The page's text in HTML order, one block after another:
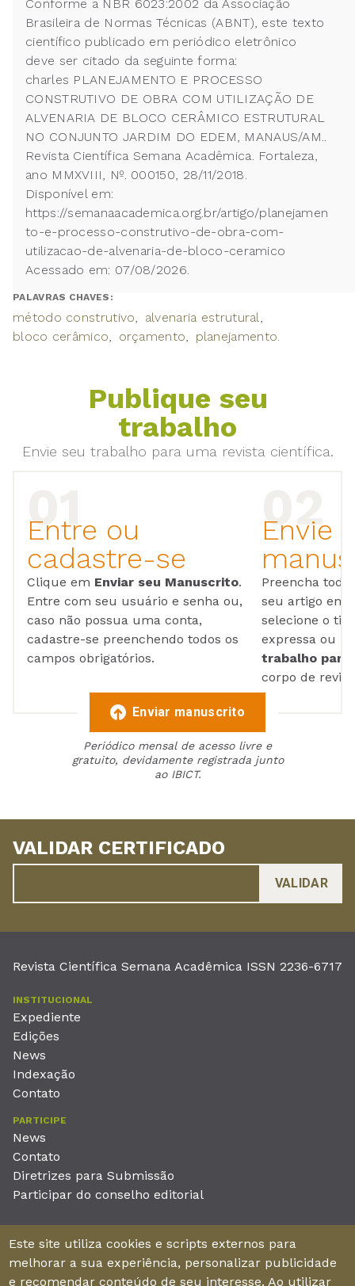
Conforme a NBR 6023:2002 da Associação
Brasileira de Normas Técnicas (ABNT), este texto
científico publicado em periódico eletrônico
deve ser citado da seguinte forma:
charles PLANEJAMENTO E PROCESSO
CONSTRUTIVO DE OBRA COM UTILIZAÇÃO DE
ALVENARIA DE BLOCO CERÂMICO ESTRUTURAL
NO CONJUNTO JARDIM DO EDEM, MANAUS/AM..
Revista Científica Semana Acadêmica. Fortaleza,
ano MMXVIII, Nº. 000150, 28/11/2018.
Disponível em:
https://semanaacademica.org.br/artigo/planejamen
to-e-processo-construtivo-de-obra-com-
utilizacao-de-alvenaria-de-bloco-ceramico
Acessado em: 07/08/2026.
PALAVRAS CHAVES:
método construtivo
alvenaria estrutural
bloco cerâmico
orçamento planejamento.
Publique seu
trabalho
Envie seu trabalho para uma revista científica.
Entre ou
cadastre-se
Clique em Enviar seu Manuscrito.
Entre com seu usuário e senha ou,
caso não possua uma conta,
cadastre-se preenchendo todos os
campos obrigatórios.
Envie
Preencha
seu artigo em
selecione o
expressa ou
trabalho para
corpo de
Enviar manuscrito
Periódico mensal de acesso livre e
gratuito, devidamente registrada junto
ao IBICT.
VALIDAR CERTIFICADO
Revista Científica Semana Acadêmica ISSN 2236-6717
INSTITUCIONAL
Expediente
Edições
News
Indexação
Contato
PARTICIPE
News
Contato
Diretrizes para Submissão
Participar do conselho editorial
Unieducar Inteligência Educacional Ltda
CNPJ: 05.569.970/0001-26
Este site utiliza cookies e scripts externos para
melhorar a sua experiência, personalizar publicidade
e recomendar conteúdo de seu interesse. Ao utilizar